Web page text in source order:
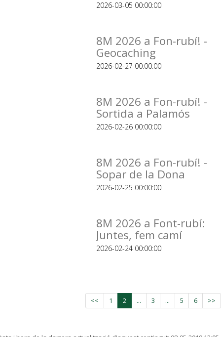
2026-03-05 00:00:00
8M 2026 a Fon-rubí! -
Geocaching
2026-02-27 00:00:00
8M 2026 a Fon-rubí! -
Sortida a Palamós
2026-02-26 00:00:00
8M 2026 a Fon-rubí! -
Sopar de la Dona
2026-02-25 00:00:00
8M 2026 a Font-rubí:
Juntes, fem camí
2026-02-24 00:00:00
<< 1 2 ... 3 ... 5 6 >>